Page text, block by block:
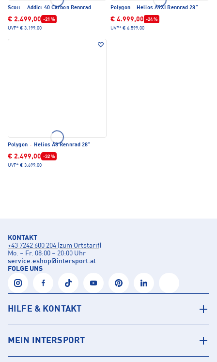
Scott · Addict 40 Carbon Rennrad
€ 2.499,00 -21 %
UVP* € 3.199,00
Polygon · Helios A9XI Rennrad 28"
€ 4.999,00 -24 %
UVP* € 6.599,00
Polygon · Helios A8 Rennrad 28"
€ 2.499,00 -32 %
UVP* € 3.699,00
KONTAKT
+43 7242 600 204 (zum Ortstarif)
Mo. – Fr. 08:00 – 20:00 Uhr
service.eshop@intersport.at
FOLGE UNS
HILFE & KONTAKT
MEIN INTERSPORT